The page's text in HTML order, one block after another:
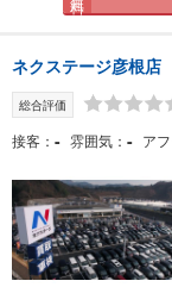
ネクステージ彦根店
総合評価
接客 - 雰囲気 - ア